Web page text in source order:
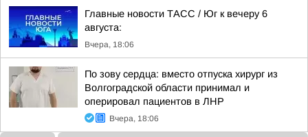
Главные новости ТАСС / Юг к вечеру 6
августа:
Вчера, 18:06
По зову сердца: вместо отпуска хирург из
Волгоградской области принимал и
оперировал пациентов в ЛНР
Вчера, 18:06